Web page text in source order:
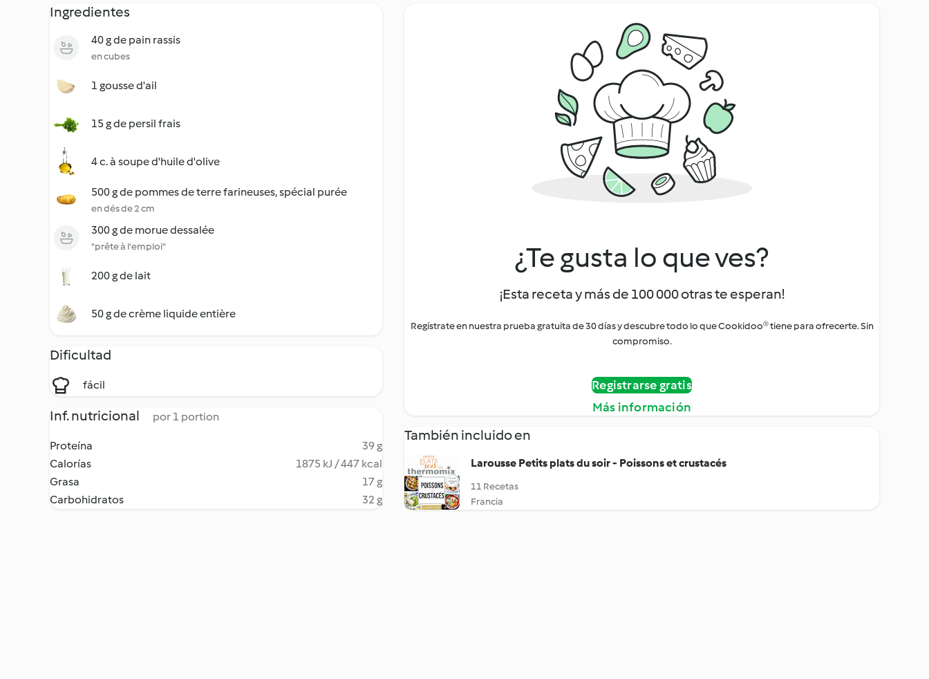
Ingredientes
40 g de pain rassis
en cubes
1 gousse d'ail
15 g de persil frais
4 c. à soupe d'huile d'olive
500 g de pommes de terre farineuses, spécial purée
en dés de 2 cm
300 g de morue dessalée
"prête à l'emploi"
200 g de lait
50 g de crème liquide entière
Dificultad
fácil
Inf. nutricional por 1 portion
Proteína
39 g
Calorías
1875 kJ / 447 kcal
Grasa
17 g
Carbohidratos
32 g
¿Te gusta lo que ves?
¡Esta receta y más de 100 000 otras te esperan!
Regístrate en nuestra prueba gratuita de 30 días y descubre todo lo que Cookidoo® tiene para ofrecerte. Sin
compromiso.
Registrarse gratis
Más información
También incluido en
Larousse Petits plats du soir - Poissons et crustacés
11 Recetas
Francia